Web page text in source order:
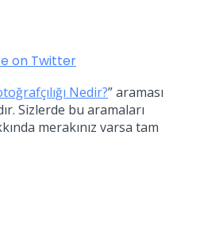
on Twitter
Nedir?” araması
Sizlerde bu aramaları
merakınız varsa tam